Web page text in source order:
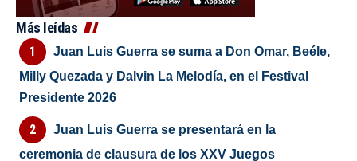
Más leídas
Juan Luis Guerra se suma a Don Omar, Beéle,
Milly Quezada y Dalvin La Melodía, en el Festival
Presidente 2026
Juan Luis Guerra se presentará en la
ceremonia de clausura de los XXV Juegos